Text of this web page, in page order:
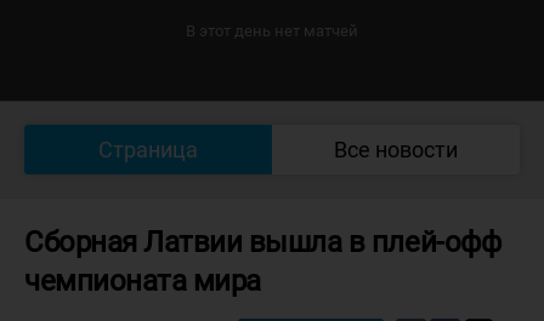
В этот день нет матчей
Страница Все новости
Сборная Латвии вышла в плей-офф
чемпионата мира